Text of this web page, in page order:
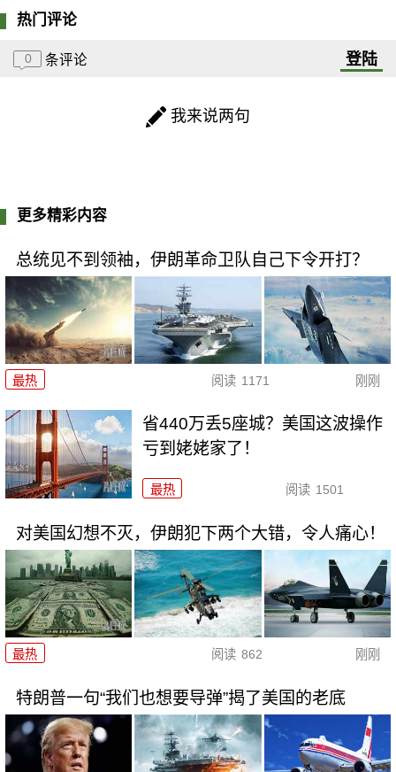
热门评论
0 条评论 登陆
我来说两句
更多精彩内容
总统见不到领袖，伊朗革命卫队自己下令开打？
最热 阅读 1171 刚刚
省440万丢5座城？美国这波操作
亏到姥姥家了！
最热 阅读 1501
对美国幻想不灭，伊朗犯下两个大错，令人痛心！
最热 阅读 862 刚刚
特朗普一句“我们也想要导弹”揭了美国的老底